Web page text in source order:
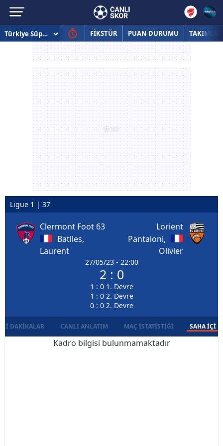
FİKSTÜR PUAN DURUMU TAKIMLAR
Ligue 1 | 37
Clermont Foot 63
Batlles,
Laurent
27/05/23 - 22:00
2 : 0
1 : 0 1. Devre
1 : 0 2. Devre
0 : 0 2. Devre
Lorient
Pantaloni,
Olivier
DAKIKALAR CANLI ANLATIM MAÇ İSTATISTIĞI SAHA İÇI
Kadro bilgisi bulunmamaktadır